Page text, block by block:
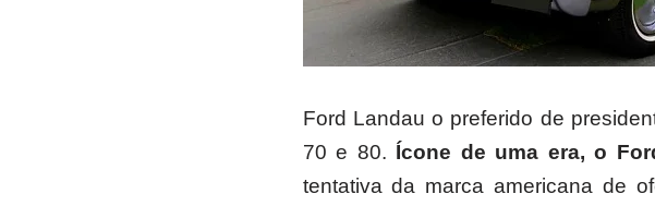
Ford Landau o preferido de
70 e 80. Ícone de uma era, o
tentativa da marca americana de